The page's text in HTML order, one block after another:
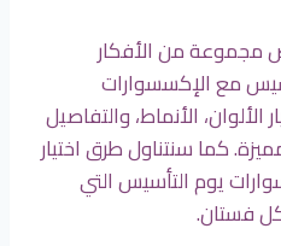
مجموعة من الأفكار
مع الإكسسوارات
الألوان، الأنماط، والتفاصيل
كما سنتناول طرق اختيار
يوم التأسيس التي
فستان.